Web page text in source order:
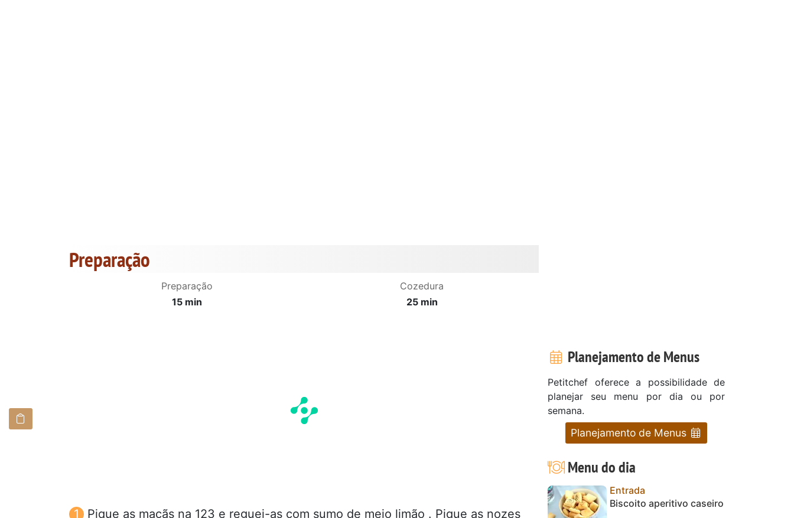
Preparação
Preparação
15 min
Cozedura
25 min
Pique as maçãs na 123 e reguei-as com sumo de meio limão . Pique as nozes
Planejamento de Menus
Petitchef oferece a possibilidade de
planejar seu menu por dia ou por
semana.
Planejamento de Menus
Menu do dia
Entrada
Biscoito aperitivo caseiro